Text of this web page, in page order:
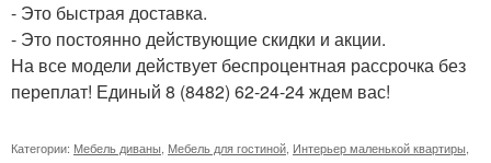
- Это быстрая доставка.
- Это постоянно действующие скидки и акции.
На все модели действует беспроцентная рассрочка без
переплат! Единый 8 (8482) 62-24-24 ждем вас!
Категории: Мебель диваны Мебель для гостиной Интерьер маленькой квартиры